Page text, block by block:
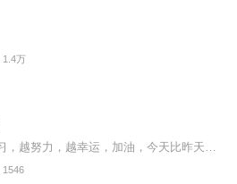
1.4万
1546